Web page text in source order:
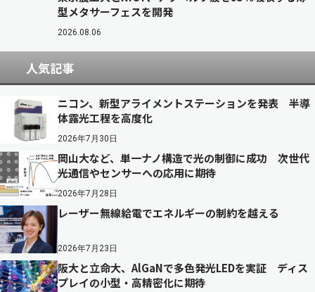
型メタサーフェスを開発
2026.08.06
人気記事
ニコン、新型アライメントステーションを発表 半導
体露光工程を高度化
2026年7月30日
岡山大など、単一ナノ構造で光の制御に成功 次世代
光通信やセンサーへの応用に期待
2026年7月28日
レーザー無線給電でエネルギーの制約を越える
2026年7月23日
阪大と立命大、AlGaNで多色発光LEDを実証 ディス
プレイの小型・高精密化に期待